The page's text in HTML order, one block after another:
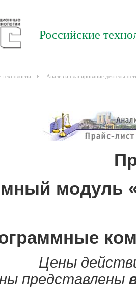
Российские
Анализ и планирование
модуль
Цены
представлены